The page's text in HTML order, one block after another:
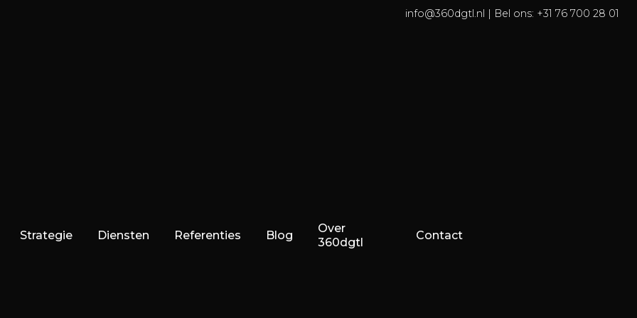
info@360dgtl.nl | Bel ons: +31 76 700 28 01
Strategie Diensten Referenties Blog
Over
360dgtl
Contact